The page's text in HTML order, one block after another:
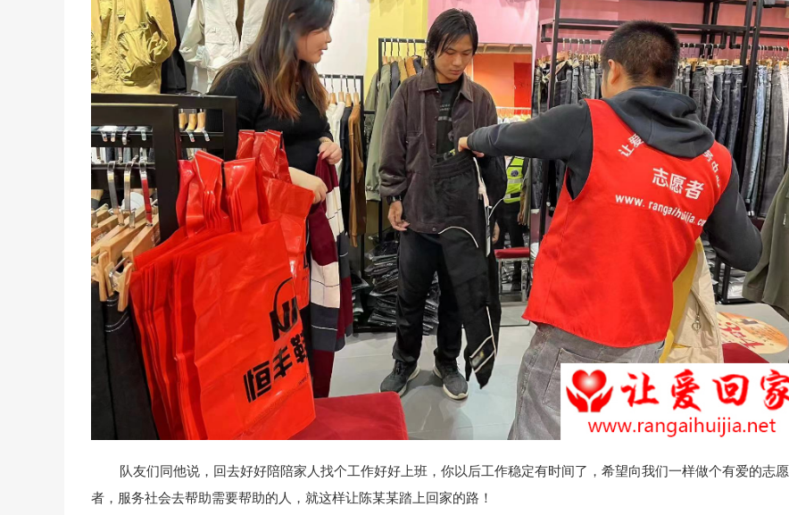
队友们同他说，回去好好陪陪家人找个工作好好上班，你以后工作稳定有时间了，希望向我们一样做个有爱的志愿
者，服务社会去帮助需要帮助的人，就这样让陈某某踏上回家的路！